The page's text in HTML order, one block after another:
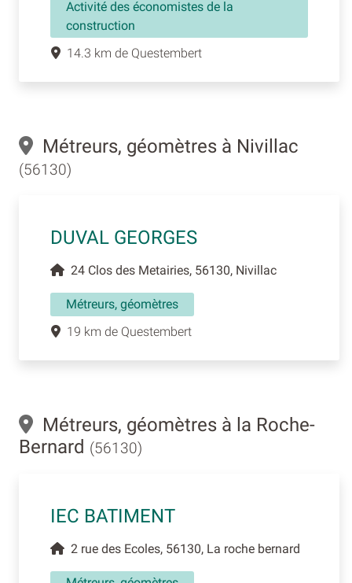
Activité des économistes de la
construction
14.3 km de Questembert
Métreurs, géomètres à Nivillac
(56130)
DUVAL GEORGES
24 Clos des Metairies, 56130, Nivillac
Métreurs, géomètres
19 km de Questembert
Métreurs, géomètres à la Roche-
Bernard (56130)
IEC BATIMENT
2 rue des Ecoles, 56130, La roche bernard